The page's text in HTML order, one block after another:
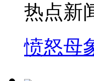
热点新
愤怒母